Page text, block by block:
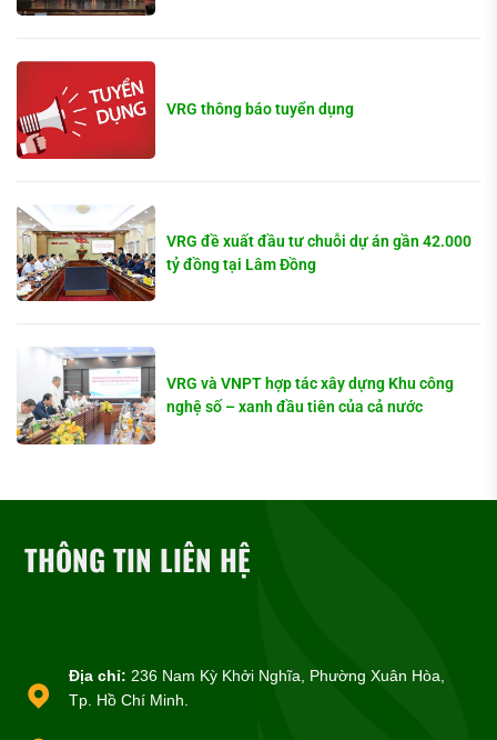
VRG thông báo tuyển dụng
VRG đề xuất đầu tư chuỗi dự án gần 42.000
tỷ đồng tại Lâm Đồng
VRG và VNPT hợp tác xây dựng Khu công
nghệ số – xanh đầu tiên của cả nước
THÔNG TIN LIÊN HỆ
Địa chỉ: 236 Nam Kỳ Khởi Nghĩa, Phường Xuân Hòa,
Tp. Hồ Chí Minh.